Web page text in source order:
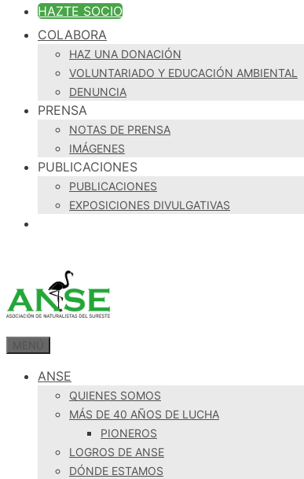
HAZTE SOCIO
COLABORA
HAZ UNA DONACIÓN
VOLUNTARIADO Y EDUCACIÓN AMBIENTAL
DENUNCIA
PRENSA
NOTAS DE PRENSA
IMÁGENES
PUBLICACIONES
PUBLICACIONES
EXPOSICIONES DIVULGATIVAS
ANSE
QUIENES SOMOS
MÁS DE 40 AÑOS DE LUCHA
PIONEROS
LOGROS DE ANSE
DÓNDE ESTAMOS